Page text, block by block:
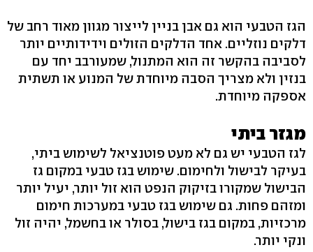
הגז הטבעי הוא גם אבן בניין לייצור מגוון מאוד רחב של
דלקים נוזליים. אחד הדלקים הזולים וידידותיים יותר
לסביבה בהקשר זה הוא המתנול, שמעורבב יחד עם
בנזין ולא מצריך הסבה מיוחדת של המנוע או תשתית
אספקה מיוחדת.
מגזר ביתי
לגז הטבעי יש גם לא מעט פוטנציאל לשימוש ביתי,
בעיקר לבישול ולחימום. שימוש בגז טבעי במקום גז
הבישול שמקורו בזיקוק הנפט הוא זול יותר, יעיל יותר
ומזהם פחות. גם שימוש בגז טבעי במערכות חימום
מרכזיות, במקום בגז בישול, בסולר או בחשמל, יהיה זול
ונקי יותר.